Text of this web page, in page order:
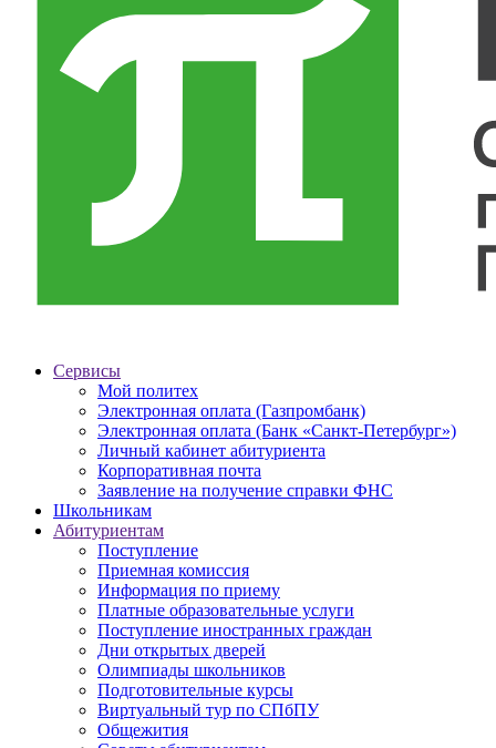
Сервисы
Мой политех
Электронная оплата (Газпромбанк)
Электронная оплата (Банк «Санкт-Петербург»)
Личный кабинет абитуриента
Корпоративная почта
Заявление на получение справки ФНС
Школьникам
Абитуриентам
Поступление
Приемная комиссия
Информация по приему
Платные образовательные услуги
Поступление иностранных граждан
Дни открытых дверей
Олимпиады школьников
Подготовительные курсы
Виртуальный тур по СПбПУ
Общежития